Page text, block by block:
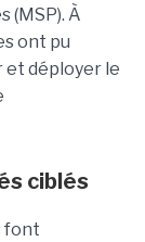
(MSP). À
ont pu
et déployer le
ciblés
font